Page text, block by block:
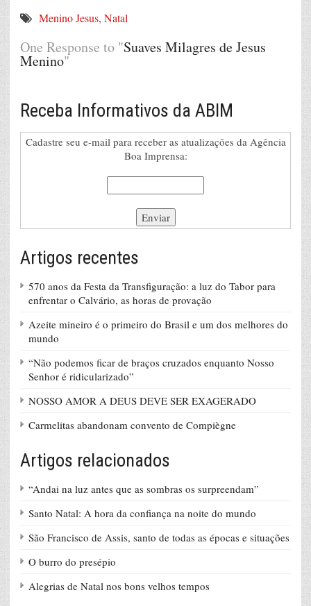
Menino Jesus, Natal
One Response to "Suaves Milagres de Jesus
Menino"
Receba Informativos da ABIM
Cadastre seu e-mail para receber as atualizações da Agência
Boa Imprensa:
Artigos recentes
570 anos da Festa da Transfiguração: a luz do Tabor para
enfrentar o Calvário, as horas de provação
Azeite mineiro é o primeiro do Brasil e um dos melhores do
mundo
“Não podemos ficar de braços cruzados enquanto Nosso
Senhor é ridicularizado”
NOSSO AMOR A DEUS DEVE SER EXAGERADO
Carmelitas abandonam convento de Compiègne
Artigos relacionados
“Andai na luz antes que as sombras os surpreendam”
Santo Natal: A hora da confiança na noite do mundo
São Francisco de Assis, santo de todas as épocas e situações
O burro do presépio
Alegrias de Natal nos bons velhos tempos